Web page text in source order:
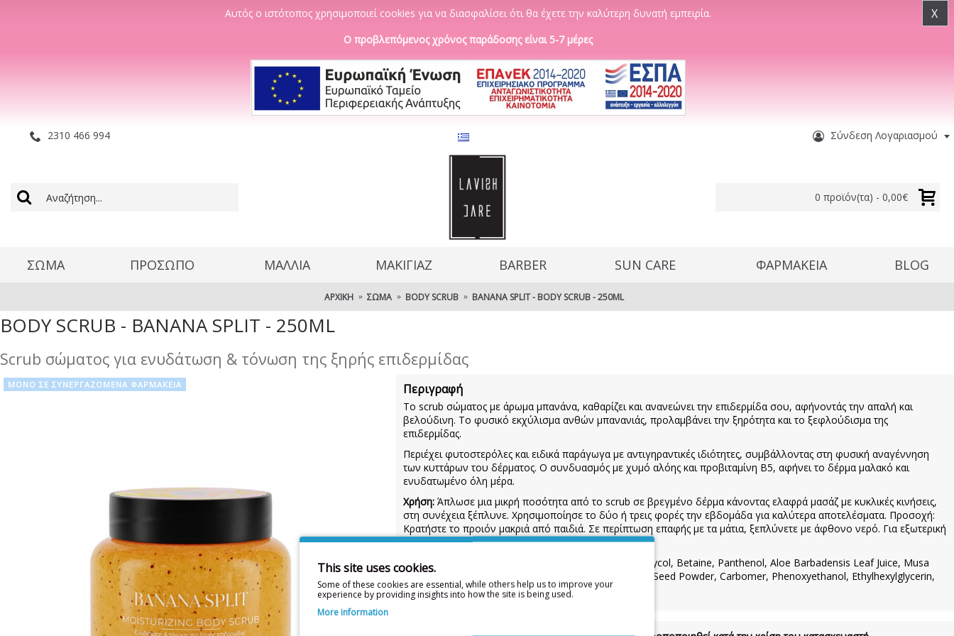
Αυτός ο ιστότοπος χρησιμοποιεί cookies για να διασφαλίσει ότι θα έχετε την καλύτερη δυνατή εμπειρία. X
Ο προβλεπόμενος χρόνος παράδοσης είναι 5-7 μέρες
2310 466 994 Σύνδεση Λογαριασμού
0 προϊόν(τα) - 0,00€
ΣΩΜΑ ΠΡΟΣΩΠΟ ΜΑΛΛΊΑ ΜΑΚΙΓΙΑΖ BARBER SUN CARE ΦΑΡΜΑΚΕΙΑ BLOG
ΑΡΧΙΚΉ ΣΏΜΑ BODY SCRUB BANANA SPLIT - BODY SCRUB - 250ML
BODY SCRUB - BANANA SPLIT - 250ML
Scrub σώματος για ενυδάτωση & τόνωση της ξηρής επιδερμίδας
ΜΟΝΟ ΣΕ ΣΥΝΕΡΓΑΖΟΜΕΝΑ ΦΑΡΜΑΚΕΙΑ Περιγραφή
To scrub σώματος με άρωμα μπανάνα, καθαρίζει και ανανεώνει την επιδερμίδα σου, αφήνοντάς την απαλή και
βελούδινη. Το φυσικό εκχύλισμα ανθών μπανανιάς, προλαμβάνει την ξηρότητα και το ξεφλούδισμα της
επιδερμίδας.
Περιέχει φυτοστερόλες και ειδικά παράγωγα με αντιγηραντικές ιδιότητες, συμβάλλοντας στη φυσική αναγέννηση
των κυττάρων του δέρματος. Ο συνδυασμός με χυμό αλόης και προβιταμίνη Β5, αφήνει το δέρμα μαλακό και
ενυδατωμένο όλη μέρα.
Χρήση: Άπλωσε μια μικρή ποσότητα από το scrub σε βρεγμένο δέρμα κάνοντας ελαφρά μασάζ με κυκλικές κινήσεις,
στη συνέχεια ξέπλυνε. Χρησιμοποίησε το δύο ή τρεις φορές την εβδομάδα για καλύτερα αποτελέσματα. Προσοχή:
Κρατήστε το προιόν μακριά από παιδιά. Σε περίπτωση επαφής με τα μάτια, ξεπλύνετε με άφθονο νερό. Για εξωτερική
χρήση.
Συστατικά/Ingredients:
Sucrose, Glycerin, Propylene Glycol, Betaine, Panthenol, Aloe Barbadensis Leaf Juice, Musa
Sapientum Flower Extract, Parfum, Prunus Armeniaca Seed Powder, Carbomer, Phenoxyethanol, Ethylhexylglycerin,
Triethanolamine, Ci 19140, Ci 15510
This site uses cookies.
Some of these cookies are essential, while others help us to improve your
experience by providing insights into how the site is being used.
More information